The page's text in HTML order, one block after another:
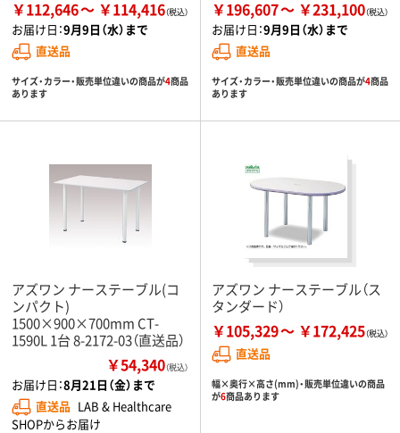
￥112,646 ￥114,416
お届け日：9月9日（水）まで
直送品
サイズ・カラー・販売単位違いの商品が4商品
あります
￥196,607 ￥231,100
お届け日：9月9日（水）まで
直送品
サイズ・カラー・販売単位違いの商品が4商品
あります
アズワン ナーステーブル(コ
ンパクト)
1500×900×700mm CT-
1590L 1台 8-2172-03（直送品）
￥54,340（税込）
お届け日：8月21日（金）まで
直送品 LAB & Healthcare
SHOPからお届け
アズワン ナーステーブル（ス
タンダード）
￥105,329 ￥172,425
直送品
幅×奥行×高さ(mm)・販売単位違いの商品
が6商品あります